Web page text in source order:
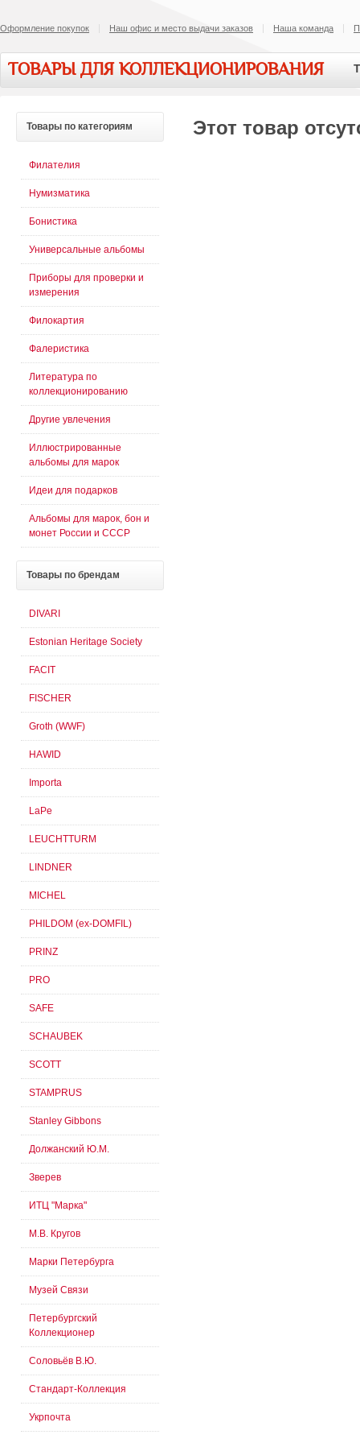
Оформление покупок Наш офис и место выдачи заказов Наша команда
ТОВАРЫ ДЛЯ КОЛЛЕКЦИОНИРОВАНИЯ
Этот товар
Товары по категориям
Филателия
Нумизматика
Бонистика
Универсальные альбомы
Приборы для проверки и
измерения
Филокартия
Фалеристика
Литература по
коллекционированию
Другие увлечения
Иллюстрированные
альбомы для марок
Идеи для подарков
Альбомы для марок, бон и
монет России и СССР
Товары по брендам
DIVARI
Estonian Heritage Society
FACIT
FISCHER
Groth (WWF)
HAWID
Importa
LaPe
LEUCHTTURM
LINDNER
MICHEL
PHILDOM (ex-DOMFIL)
PRINZ
PRO
SAFE
SCHAUBEK
SCOTT
STAMPRUS
Stanley Gibbons
Должанский Ю.М.
Зверев
ИТЦ "Марка"
М.В. Кругов
Марки Петербурга
Музей Связи
Петербургский
Коллекционер
Соловьёв В.Ю.
Стандарт-Коллекция
Укрпочта